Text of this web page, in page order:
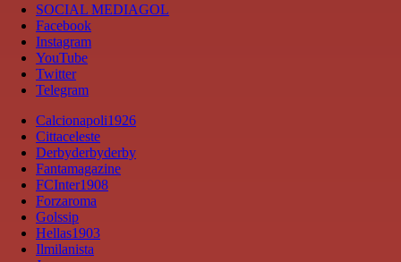
SOCIAL MEDIAGOL
Facebook
Instagram
YouTube
Twitter
Telegram
Calcionapoli1926
Cittaceleste
Derbyderbyderby
Fantamagazine
FCInter1908
Forzaroma
Golssip
Hellas1903
Ilmilanista